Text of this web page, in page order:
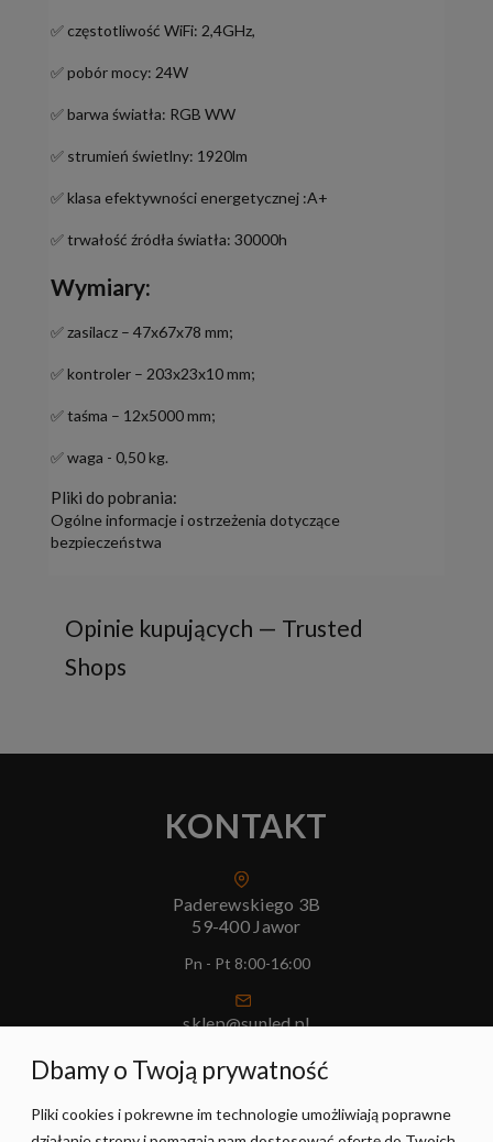
✅ częstotliwość WiFi: 2,4GHz,
✅ pobór mocy: 24W
✅ barwa światła: RGB WW
✅ strumień świetlny: 1920lm
✅ klasa efektywności energetycznej :A+
✅ trwałość źródła światła: 30000h
Wymiary:
✅ zasilacz – 47x67x78 mm;
✅ kontroler – 203x23x10 mm;
✅ taśma – 12x5000 mm;
✅ waga - 0,50 kg.
Pliki do pobrania:
Ogólne informacje i ostrzeżenia dotyczące
bezpieczeństwa
Opinie kupujących — Trusted
Shops
KONTAKT
Paderewskiego 3B
59-400 Jawor
Pn - Pt 8:00-16:00
sklep@sunled.pl
+48 690 128 561
POMOC
Dbamy o Twoją prywatność
Pliki cookies i pokrewne im technologie umożliwiają poprawne